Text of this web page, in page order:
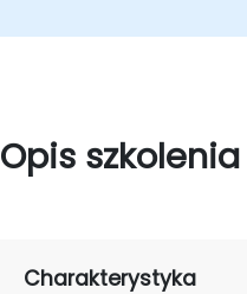
Opis szkolenia
Charakterystyka